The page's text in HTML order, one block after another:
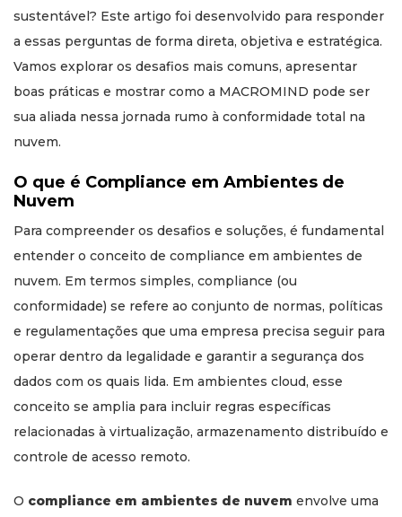
sustentável? Este artigo foi desenvolvido para responder
a essas perguntas de forma direta, objetiva e estratégica.
Vamos explorar os desafios mais comuns, apresentar
boas práticas e mostrar como a MACROMIND pode ser
sua aliada nessa jornada rumo à conformidade total na
nuvem.
O que é Compliance em Ambientes de
Nuvem
Para compreender os desafios e soluções, é fundamental
entender o conceito de compliance em ambientes de
nuvem. Em termos simples, compliance (ou
conformidade) se refere ao conjunto de normas, políticas
e regulamentações que uma empresa precisa seguir para
operar dentro da legalidade e garantir a segurança dos
dados com os quais lida. Em ambientes cloud, esse
conceito se amplia para incluir regras específicas
relacionadas à virtualização, armazenamento distribuído e
controle de acesso remoto.
O compliance em ambientes de nuvem envolve uma